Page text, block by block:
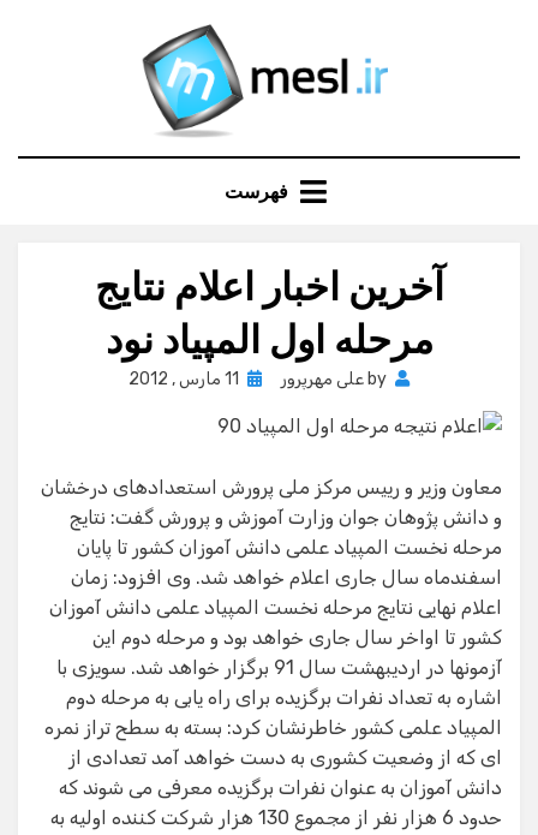
فهرست
آخرین اخبار اعلام نتایج
مرحله اول المپیاد نود
by علی مهرپرور
Posted
11 مارس , 2012
معاون وزیر و رییس مرکز ملی پرورش استعدادهای درخشان
و دانش پژوهان جوان وزارت آموزش و پرورش گفت: نتایج
مرحله نخست المپیاد علمی دانش آموزان کشور تا پایان
اسفندماه سال جاری اعلام خواهد شد. وی افزود: زمان
اعلام نهایی نتایج مرحله نخست المپیاد علمی دانش آموزان
کشور تا اواخر سال جاری خواهد بود و مرحله دوم این
آزمونها در اردیبهشت سال 91 برگزار خواهد شد. سویزی با
اشاره به تعداد نفرات برگزیده برای راه یابی به مرحله دوم
المپیاد علمی کشور خاطرنشان کرد: بسته به سطح تراز نمره
ای که از وضعیت کشوری به دست خواهد آمد تعدادی از
دانش آموزان به عنوان نفرات برگزیده معرفی می شوند که
حدود 6 هزار نفر از مجموع 130 هزار شرکت کننده اولیه به